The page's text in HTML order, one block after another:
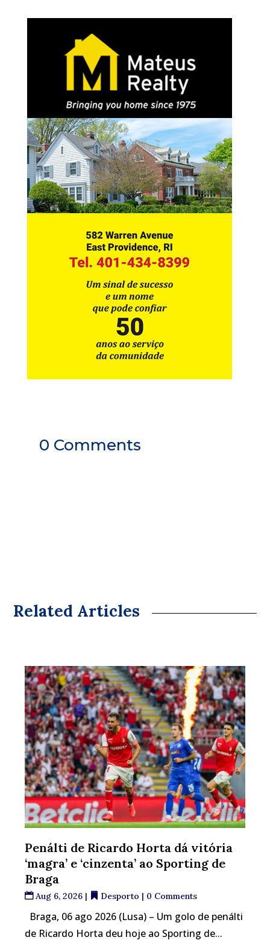
0 Comments
Related Articles
Penálti de Ricardo Horta dá vitória
‘magra’ e ‘cinzenta’ ao Sporting de
Braga
Aug 6, 2026 | Desporto | 0 Comments
Braga, 06 ago 2026 (Lusa) – Um golo de penálti
de Ricardo Horta deu hoje ao Sporting de...